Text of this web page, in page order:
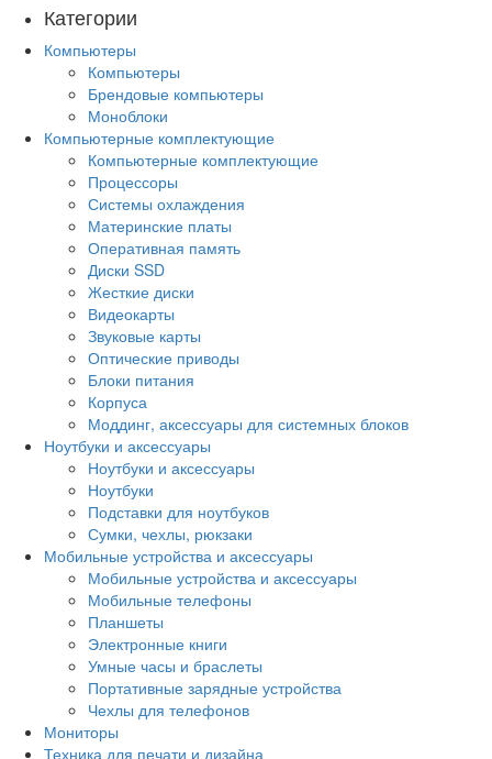
Категории
Компьютеры
Компьютеры
Брендовые компьютеры
Моноблоки
Компьютерные комплектующие
Компьютерные комплектующие
Процессоры
Системы охлаждения
Материнские платы
Оперативная память
Диски SSD
Жесткие диски
Видеокарты
Звуковые карты
Оптические приводы
Блоки питания
Корпуса
Моддинг, аксессуары для системных блоков
Ноутбуки и аксессуары
Ноутбуки и аксессуары
Ноутбуки
Подставки для ноутбуков
Сумки, чехлы, рюкзаки
Мобильные устройства и аксессуары
Мобильные устройства и аксессуары
Мобильные телефоны
Планшеты
Электронные книги
Умные часы и браслеты
Портативные зарядные устройства
Чехлы для телефонов
Мониторы
Техника для печати и дизайна